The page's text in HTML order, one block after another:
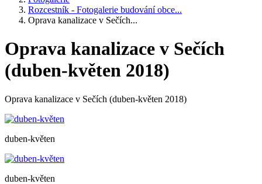
Rozcestník - Fotogalerie budování obce...
Oprava kanalizace v Sečích...
Oprava kanalizace v Sečích
(duben-květen 2018)
Oprava kanalizace v Sečích (duben-květen 2018)
duben-květen
duben-květen